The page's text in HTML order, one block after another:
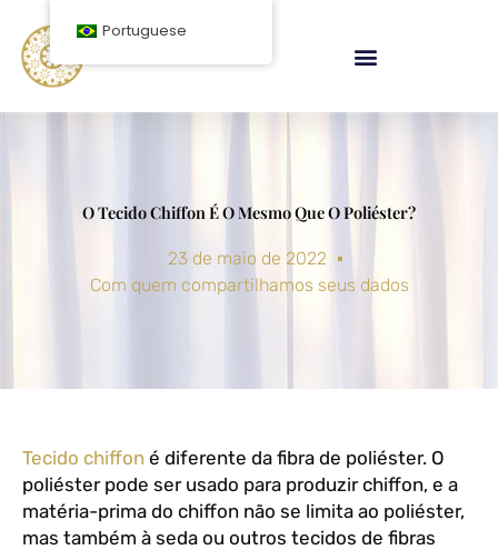
para
conteúdo
O Tecido Chiffon É O Mesmo Que O Poliéster?
23 de maio de 2022
Com quem compartilhamos seus dados
Tecido chiffon é diferente da fibra de poliéster. O
poliéster pode ser usado para produzir chiffon, e a
matéria-prima do chiffon não se limita ao poliéster,
mas também à seda ou outros tecidos de fibras
Portuguese